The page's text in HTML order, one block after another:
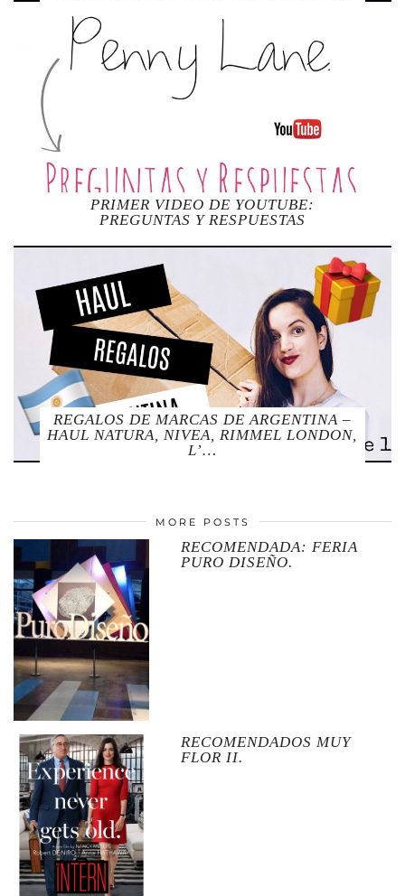
PRIMER VIDEO DE YOUTUBE:
PREGUNTAS Y RESPUESTAS
REGALOS DE MARCAS DE ARGENTINA –
HAUL NATURA, NIVEA, RIMMEL LONDON,
L’…
MORE POSTS
RECOMENDADA: FERIA
PURO DISEÑO.
RECOMENDADOS MUY
FLOR II.